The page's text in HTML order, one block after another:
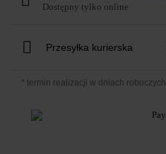
Dostępny tylko online
Przesyłka kurierska
* termin realizacji w dniach roboczych